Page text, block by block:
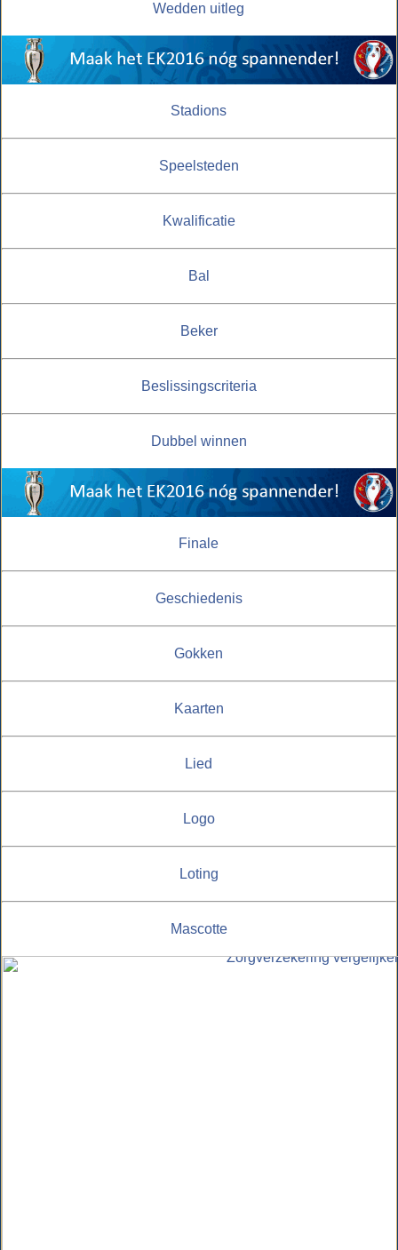
Wedden uitleg
Stadions
Speelsteden
Kwalificatie
Bal
Beker
Beslissingscriteria
Dubbel winnen
Finale
Geschiedenis
Gokken
Kaarten
Lied
Logo
Loting
Mascotte